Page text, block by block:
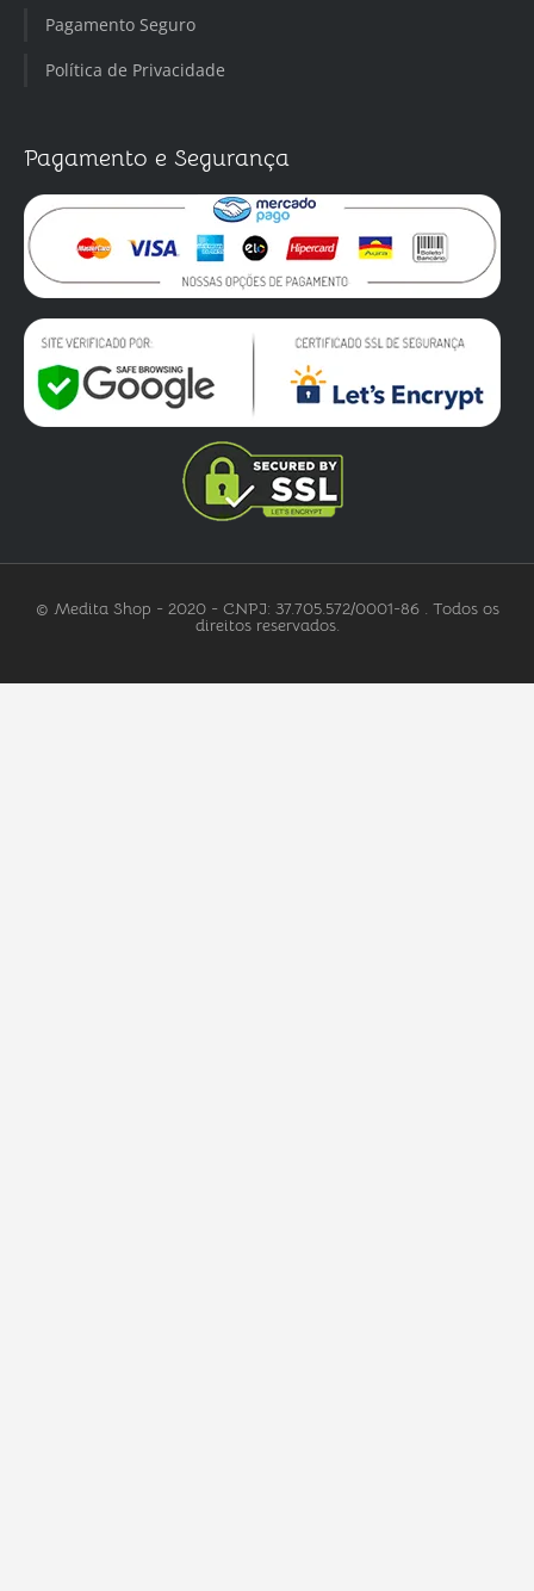
Pagamento Seguro
Política de Privacidade
Pagamento e Segurança
© Medita Shop - 2020 - CNPJ: 37.705.572/0001-86 . Todos os
direitos reservados.